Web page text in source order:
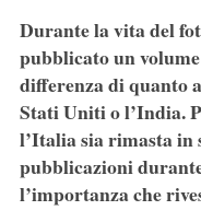
Durante la vita del
pubblicato un
differenza di quanto
Stati Uniti o l’India.
l’Italia sia rimasta in
pubblicazioni
l’importanza che